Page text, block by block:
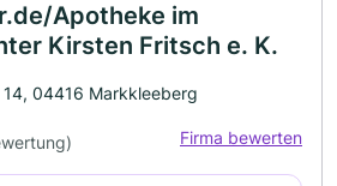
Apotheke im
Kirsten Fritsch e. K.
04416 Markkleeberg
Firma bewerten